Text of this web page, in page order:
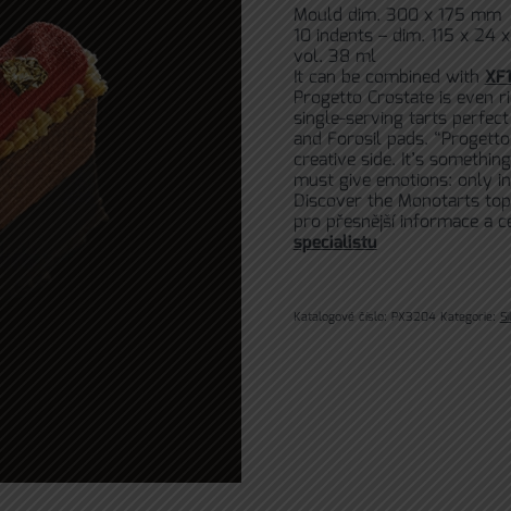
Mould dim. 300 x 175 mm
10 indents – dim. 115 x 24
vol. 38 ml
It can be combined with
Progetto Crostate is even
single-serving tarts
and Forosil pads.
creative side. It’s
must give emotions: only
Discover the Monotarts
pro přesnější informace a
specialistu
Katalogové číslo: PX3204 Kategorie: